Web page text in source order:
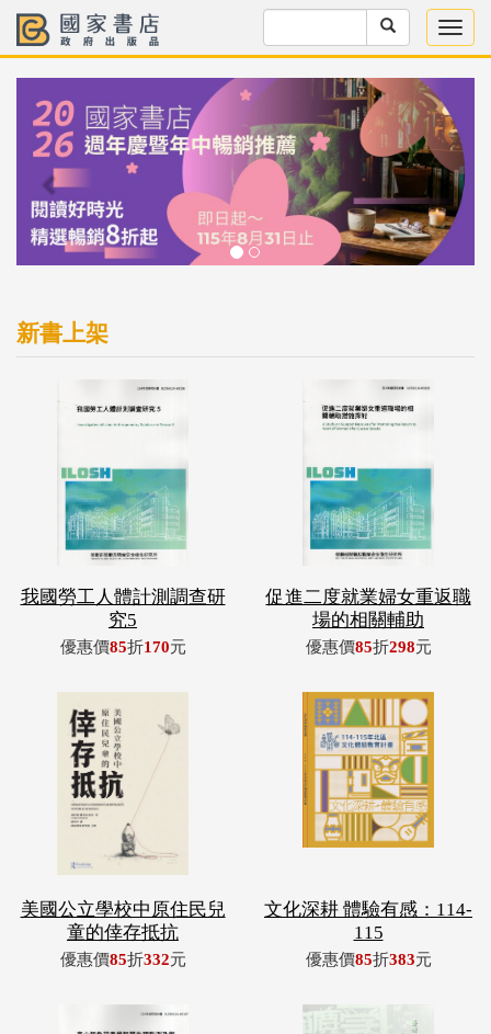
Next
新書上架
我國勞工人體計測調查研
究5
優惠價85折170元
促進二度就業婦女重返職
場的相關輔助
優惠價85折298元
美國公立學校中原住民兒
童的倖存抵抗
優惠價85折332元
文化深耕 體驗有感：114-
115
優惠價85折383元